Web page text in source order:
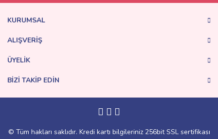
KURUMSAL
ALIŞVERİŞ
ÜYELİK
BİZİ TAKİP EDİN
© Tüm hakları saklıdır. Kredi kartı bilgileriniz 256bit SSL sertifikası